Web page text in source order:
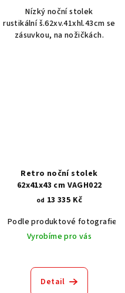
Nízký noční stolek
rustikální š.62xv.41xhl.43cm se
zásuvkou, na nožičkách.
Bílá Bílá s patinou BT9001-A6
Retro noční stolek
62x41x43 cm VAGH022
od 13 335 Kč
Podle produktové fotografie
Vyrobíme pro vás
Detail